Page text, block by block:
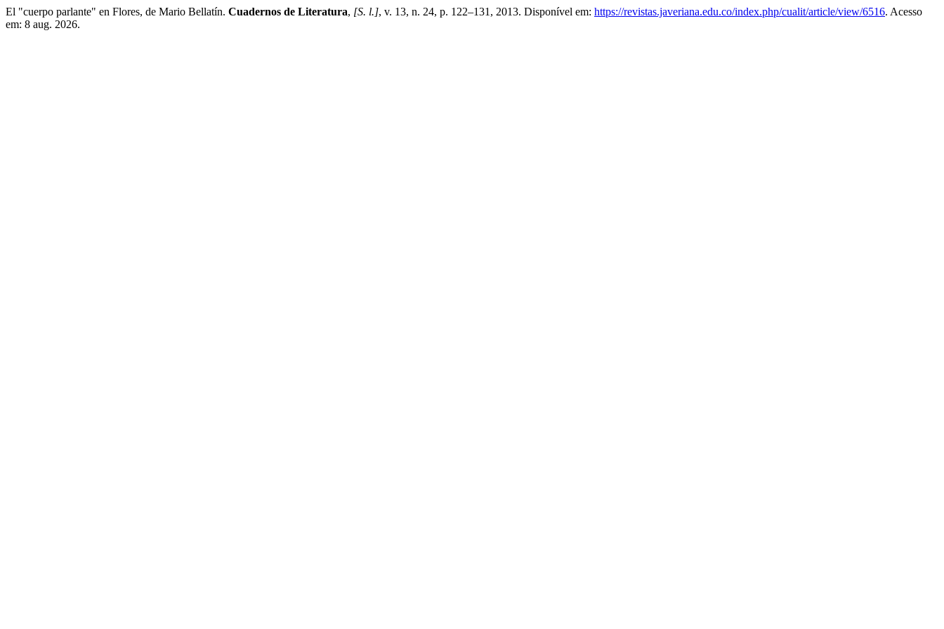
El "cuerpo parlante" en Flores, de Mario Bellatín. Cuadernos de Literatura, [S. l.], v. 13, n. 24, p. 122–131, 2013. Disponível em: https://revistas.javeriana.edu.co/index.php/cualit/article/view/6516. Acesso
em: 8 aug. 2026.